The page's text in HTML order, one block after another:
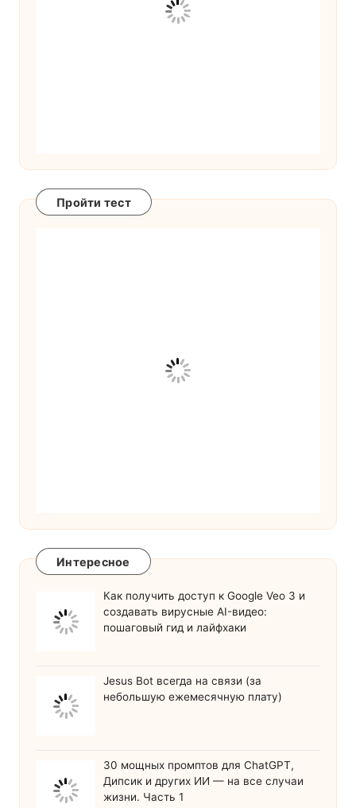
Пройти тест
Интересное
Как получить доступ к Google Veo 3 и
создавать вирусные AI-видео:
пошаговый гид и лайфхаки
Jesus Bot всегда на связи (за
небольшую ежемесячную плату)
30 мощных промптов для ChatGPT,
Дипсик и других ИИ — на все случаи
жизни. Часть 1